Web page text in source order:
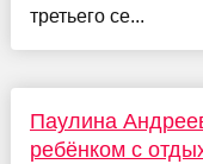
третьего се...
Паулина
ребёнком с